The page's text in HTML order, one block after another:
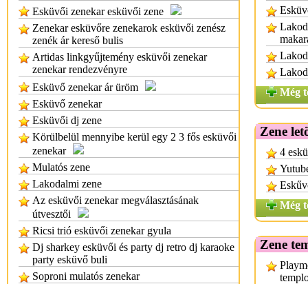
Esküvői zenekar esküvői zene
Zenekar esküvőre zenekarok esküvői zenész
zenék ár kereső bulis
Artidas linkgyűjtemény esküvői zenekar
zenekar rendezvényre
Esküvő zenekar ár üröm
Esküvő zenekar
Esküvői dj zene
Körülbelül mennyibe kerül egy 2 3 fős esküvői
zenekar
Mulatós zene
Lakodalmi zene
Az esküvői zenekar megválasztásának
útvesztői
Ricsi trió esküvői zenekar gyula
Dj sharkey esküvői és party dj retro dj karaoke
party esküvő buli
Soproni mulatós zenekar
Még
Zene
4
Még
Zene